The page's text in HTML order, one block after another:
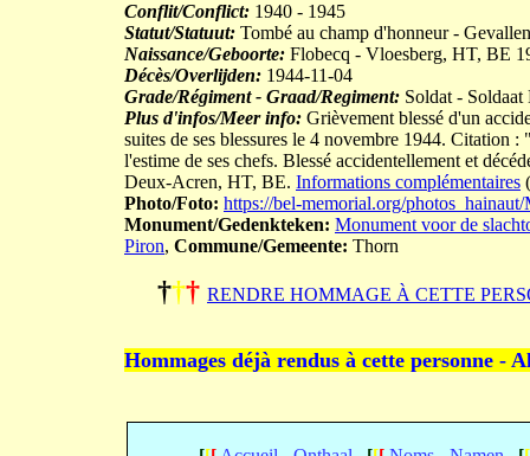
Conflit/Conflict: 1940 - 1945
Statut/Statuut: Tombé au champ d'honneur -
Naissance/Geboorte: Flobecq - Vloesberg, HT, BE
Décès/Overlijden: 1944-11-04
Grade/Régiment - Graad/Regiment: Soldat -
Plus d'infos/Meer info: Grièvement blessé d'un
suites de ses blessures le 4 novembre 1944. Citation
l'estime de ses chefs. Blessé accidentellement et
Deux-Acren, HT, BE. Informations complémentaires
Photo/Foto: https://bel-memorial.org/
Monument/Gedenkteken: Monument voor de
Piron, Commune/Gemeente: Thorn
††† RENDRE HOMMAGE À CETTE
Hommages déjà rendus à cette personne -